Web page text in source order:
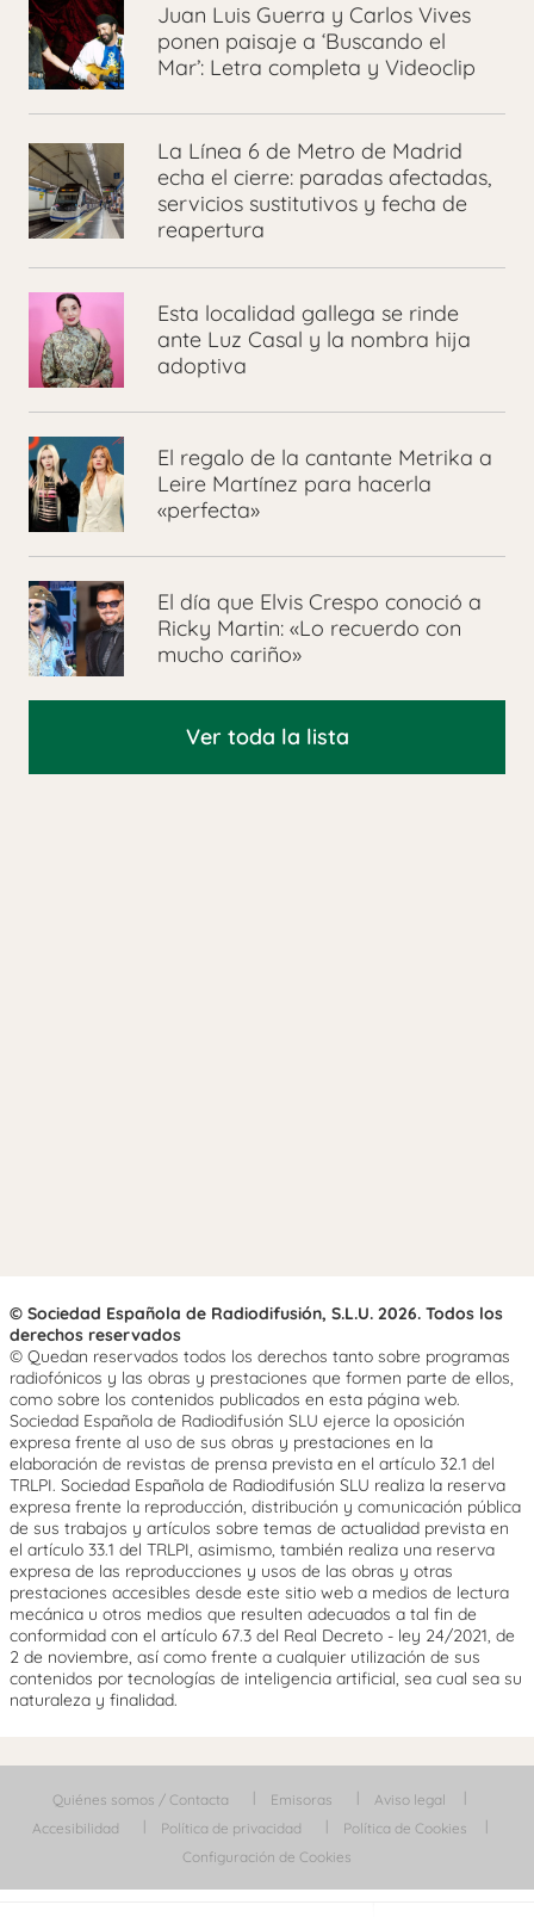
Juan Luis Guerra y Carlos Vives
ponen paisaje a ‘Buscando el
Mar’: Letra completa y Videoclip
La Línea 6 de Metro de Madrid
echa el cierre: paradas afectadas,
servicios sustitutivos y fecha de
reapertura
Esta localidad gallega se rinde
ante Luz Casal y la nombra hija
adoptiva
El regalo de la cantante Metrika a
Leire Martínez para hacerla
«perfecta»
El día que Elvis Crespo conoció a
Ricky Martin: «Lo recuerdo con
mucho cariño»
Ver toda la lista
© Sociedad Española de Radiodifusión, S.L.U. 2026. Todos los
derechos reservados
© Quedan reservados todos los derechos tanto sobre programas
radiofónicos y las obras y prestaciones que formen parte de ellos,
como sobre los contenidos publicados en esta página web.
Sociedad Española de Radiodifusión SLU ejerce la oposición
expresa frente al uso de sus obras y prestaciones en la
elaboración de revistas de prensa prevista en el artículo 32.1 del
TRLPI. Sociedad Española de Radiodifusión SLU realiza la reserva
expresa frente la reproducción, distribución y comunicación pública
de sus trabajos y artículos sobre temas de actualidad prevista en
el artículo 33.1 del TRLPI, asimismo, también realiza una reserva
expresa de las reproducciones y usos de las obras y otras
prestaciones accesibles desde este sitio web a medios de lectura
mecánica u otros medios que resulten adecuados a tal fin de
conformidad con el artículo 67.3 del Real Decreto - ley 24/2021, de
2 de noviembre, así como frente a cualquier utilización de sus
contenidos por tecnologías de inteligencia artificial, sea cual sea su
naturaleza y finalidad.
Quiénes somos / Contacta Emisoras
Aviso legal
Accesibilidad
Política de privacidad
Política de Cookies
Configuración de Cookies